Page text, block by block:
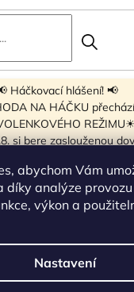
abychom Vám
díky analýze
výkon a
Nastavení
Háčkovací hlášení! 📢
NA HÁČKU
REŽIMU☀
si bere zaslouženou
krátkou pauzu.
dál - klubíčka,
bez zdržení. U
☀
si dovolenou bude užívat
na Instagramu
Vytvořil Shoptet